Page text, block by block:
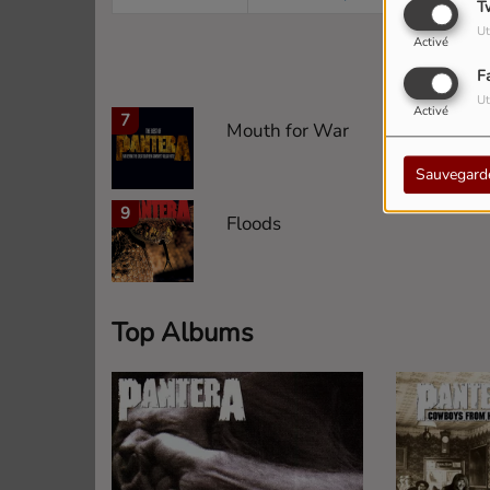
Activé
Activé
6
7 Mouth for War
9 Floods
Top Albums